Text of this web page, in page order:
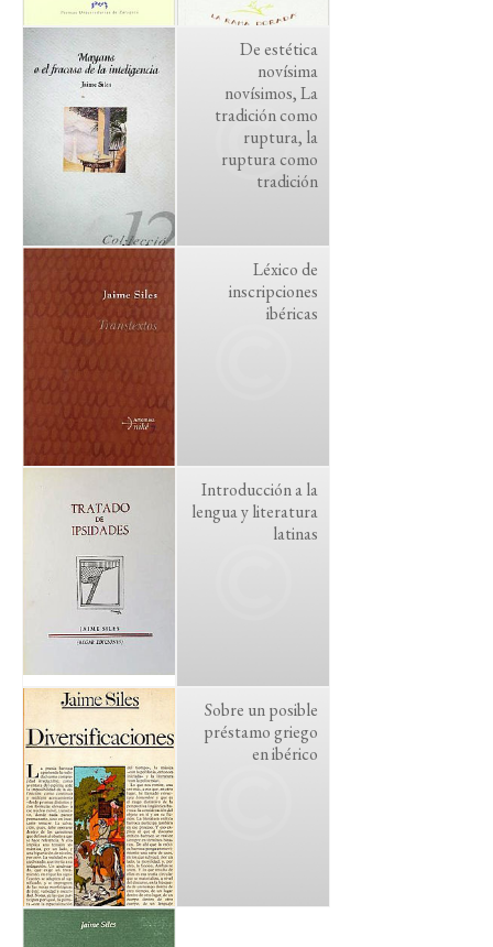
De estética
novísima
novísimos, La
tradición como
ruptura, la
ruptura como
tradición
Léxico de
inscripciones
ibéricas
Introducción a la
lengua y literatura
latinas
Sobre un posible
préstamo griego
en ibérico